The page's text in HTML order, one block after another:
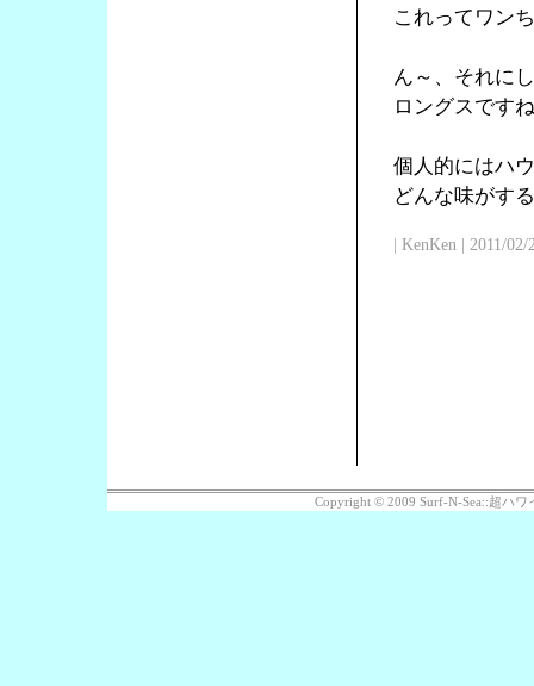
これってワン
ん～、それに
ロングスです
個人的にはハ
どんな味がす
| KenKen | 2011/
Copyright © 2009 Surf-N-Sea::超ハワ